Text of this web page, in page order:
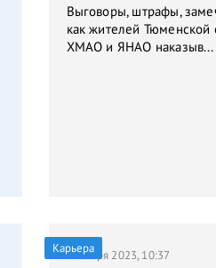
Выговоры, штрафы,
как жителей Тюменской
ХМАО и ЯНАО наказыв...
Карьера
9 января 2023, 10:37